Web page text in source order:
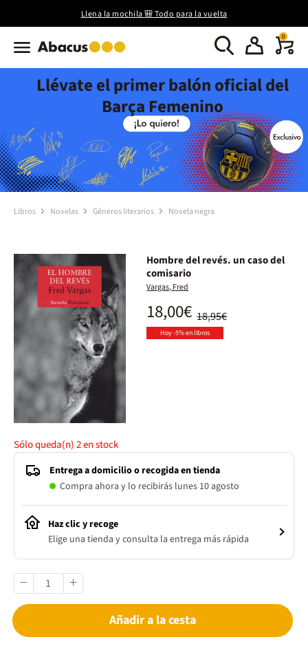
Llena la mochila 🎒 Todo para la vuelta
0
Llévate el primer balón oficial del
Barça Femenino
Libros Novelas Géneros literarios Novela negra
Hombre del revés. un caso del
comisario
Vargas, Fred
18,95€
18,00€
Hoy -5% en libros
Sólo queda(n)2en stock
Entrega a domicilio o recogida en tienda
Compra ahora y lo recibirás lunes 10 agosto
Haz clic y recoge
Elige una tienda y consulta la entrega más rápida
Añadir a la cesta